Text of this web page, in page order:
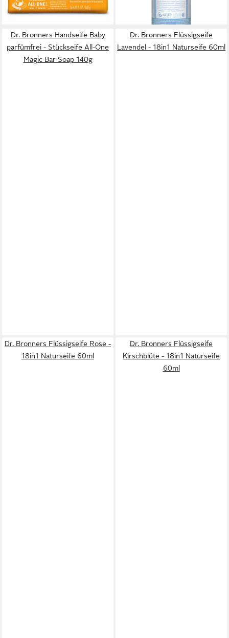
lieferbar - in 8-10 Werktagen bei
dir
lieferbar - in 8-10 Werktagen bei
Dr. Bronners Handseife Baby
parfümfrei - Stückseife All-One
Magic Bar Soap 140g
Dr. Bronners Flüssigseife
Lavendel - 18in1 Naturseife 60ml
Dr. Bronners Flüssigseife Rose -
18in1 Naturseife 60ml
Dr. Bronners Flüssigseife
Kirschblüte - 18in1 Naturseife
60ml